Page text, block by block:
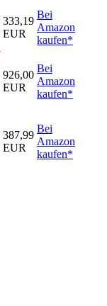
333,19
EUR
Bei
Amazon
kaufen*
926,00
EUR
Bei
Amazon
kaufen*
387,99
EUR
Bei
Amazon
kaufen*